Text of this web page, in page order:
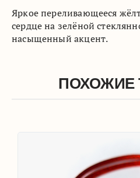
Яркое переливающееся
сердце на зелёной
насыщенный акцент.
ПОХОЖИЕ